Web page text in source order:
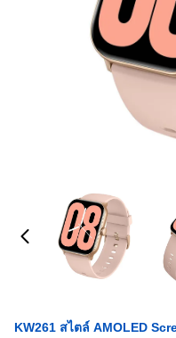
KW261 สไตล์ AMOLED